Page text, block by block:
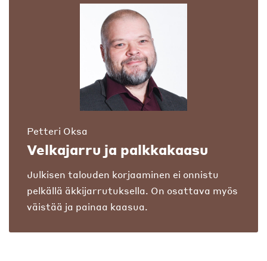
Petteri Oksa
Velkajarru ja palkkakaasu
Julkisen talouden korjaaminen ei onnistu
pelkällä äkkijarrutuksella. On osattava myös
väistää ja painaa kaasua.